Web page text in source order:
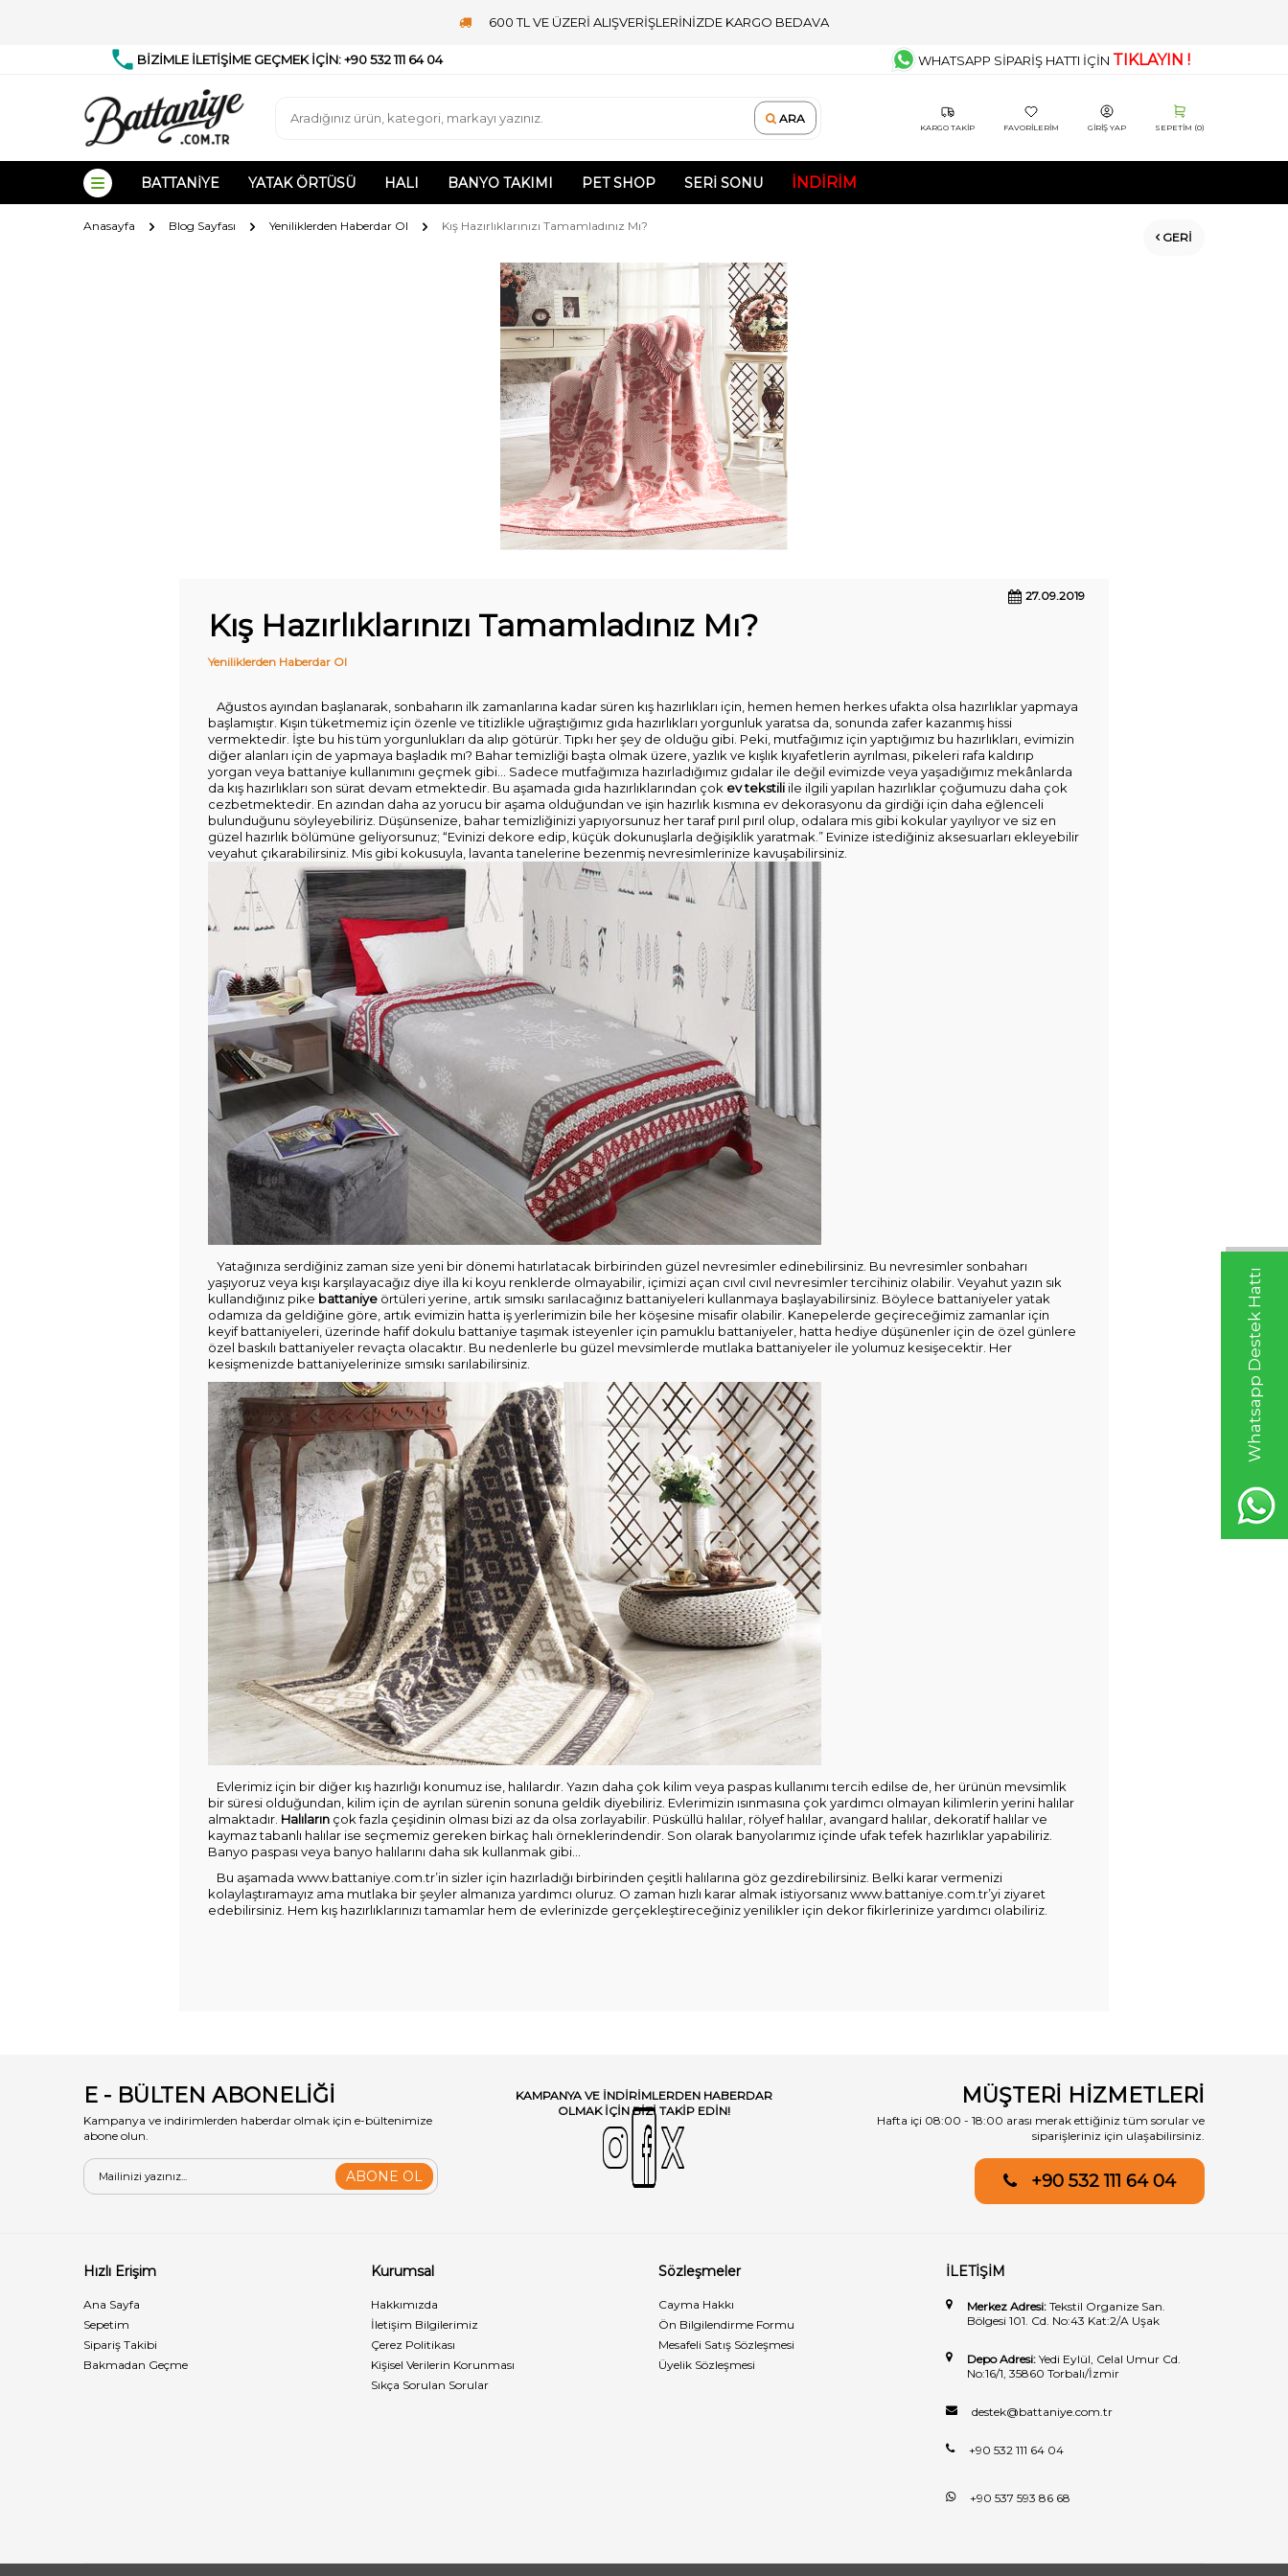
Whatsapp Destek Hattı
600 TL VE ÜZERİ ALIŞVERİŞLERİNİZDE KARGO BEDAVA
BİZİMLE İLETİŞİME GEÇMEK İÇİN: +90 532 111 64 04 WHATSAPP SİPARİŞ HATTI İÇİN TIKLAYIN !
ARA
KARGO TAKIP FAVORILERIM GIRIŞ YAP SEPETIM (0)
BATTANIYE YATAK ÖRTÜSÜ HALI BANYO TAKIMI PET SHOP SERI SONU İNDIRIM
Anasayfa Blog Sayfası Yeniliklerden Haberdar Ol
Kış Hazırlıklarınızı Tamamladınız Mı?
GERI
27.09.2019
Kış Hazırlıklarınızı Tamamladınız Mı?
Yeniliklerden Haberdar Ol
Ağustos ayından başlanarak, sonbaharın ilk zamanlarına kadar süren kış hazırlıkları için, hemen hemen herkes ufakta olsa hazırlıklar yapmaya
başlamıştır. Kışın tüketmemiz için özenle ve titizlikle uğraştığımız gıda hazırlıkları yorgunluk yaratsa da, sonunda zafer kazanmış hissi
vermektedir. İşte bu his tüm yorgunlukları da alıp götürür. Tıpkı her şey de olduğu gibi. Peki, mutfağımız için yaptığımız bu hazırlıkları, evimizin
diğer alanları için de yapmaya başladık mı? Bahar temizliği başta olmak üzere, yazlık ve kışlık kıyafetlerin ayrılması, pikeleri rafa kaldırıp
yorgan veya battaniye kullanımını geçmek gibi… Sadece mutfağımıza hazırladığımız gıdalar ile değil evimizde veya yaşadığımız mekânlarda
da kış hazırlıkları son sürat devam etmektedir. Bu aşamada gıda hazırlıklarından çok ev tekstili ile ilgili yapılan hazırlıklar çoğumuzu daha çok
cezbetmektedir. En azından daha az yorucu bir aşama olduğundan ve işin hazırlık kısmına ev dekorasyonu da girdiği için daha eğlenceli
bulunduğunu söyleyebiliriz. Düşünsenize, bahar temizliğinizi yapıyorsunuz her taraf pırıl pırıl olup, odalara mis gibi kokular yayılıyor ve siz en
güzel hazırlık bölümüne geliyorsunuz; “Evinizi dekore edip, küçük dokunuşlarla değişiklik yaratmak.” Evinize istediğiniz aksesuarları ekleyebilir
veyahut çıkarabilirsiniz. Mis gibi kokusuyla, lavanta tanelerine bezenmiş nevresimlerinize kavuşabilirsiniz.
Yatağınıza serdiğiniz zaman size yeni bir dönemi hatırlatacak birbirinden güzel nevresimler edinebilirsiniz. Bu nevresimler sonbaharı
yaşıyoruz veya kışı karşılayacağız diye illa ki koyu renklerde olmayabilir, içimizi açan cıvıl cıvıl nevresimler tercihiniz olabilir. Veyahut yazın sık
kullandığınız pike battaniye örtüleri yerine, artık sımsıkı sarılacağınız battaniyeleri kullanmaya başlayabilirsiniz. Böylece battaniyeler yatak
odamıza da geldiğine göre, artık evimizin hatta iş yerlerimizin bile her köşesine misafir olabilir. Kanepelerde geçireceğimiz zamanlar için
keyif battaniyeleri, üzerinde hafif dokulu battaniye taşımak isteyenler için pamuklu battaniyeler, hatta hediye düşünenler için de özel günlere
özel baskılı battaniyeler revaçta olacaktır. Bu nedenlerle bu güzel mevsimlerde mutlaka battaniyeler ile yolumuz kesişecektir. Her
kesişmenizde battaniyelerinize sımsıkı sarılabilirsiniz.
Evlerimiz için bir diğer kış hazırlığı konumuz ise, halılardır. Yazın daha çok kilim veya paspas kullanımı tercih edilse de, her ürünün mevsimlik
bir süresi olduğundan, kilim için de ayrılan sürenin sonuna geldik diyebiliriz. Evlerimizin ısınmasına çok yardımcı olmayan kilimlerin yerini halılar
almaktadır. Halıların çok fazla çeşidinin olması bizi az da olsa zorlayabilir. Püsküllü halılar, rölyef halılar, avangard halılar, dekoratif halılar ve
kaymaz tabanlı halılar ise seçmemiz gereken birkaç halı örneklerindendir. Son olarak banyolarımız içinde ufak tefek hazırlıklar yapabiliriz.
Banyo paspası veya banyo halılarını daha sık kullanmak gibi…
Bu aşamada www.battaniye.com.tr’in sizler için hazırladığı birbirinden çeşitli halılarına göz gezdirebilirsiniz. Belki karar vermenizi
kolaylaştıramayız ama mutlaka bir şeyler almanıza yardımcı oluruz. O zaman hızlı karar almak istiyorsanızwww.battaniye.com.tr’yi ziyaret
edebilirsiniz. Hem kış hazırlıklarınızı tamamlar hem de evlerinizde gerçekleştireceğiniz yenilikler için dekor fikirlerinize yardımcı olabiliriz.
E - BÜLTEN ABONELİĞİ
Kampanya ve indirimlerden haberdar olmak için e-bültenimize
abone olun.
ABONE OL
KAMPANYA VE INDIRIMLERDEN HABERDAR
OLMAK IÇIN BIZI TAKIP EDIN!
MÜŞTERİ HİZMETLERİ
Hafta içi 08:00 - 18:00 arası merak ettiğiniz tüm sorular ve
siparişleriniz için ulaşabilirsiniz.
+90 532 111 64 04
Hızlı Erişim
Ana Sayfa
Sepetim
Sipariş Takibi
Bakmadan Geçme
Kurumsal
Hakkımızda
İletişim Bilgilerimiz
Çerez Politikası
Kişisel Verilerin Korunması
Sıkça Sorulan Sorular
Sözleşmeler
Cayma Hakkı
Ön Bilgilendirme Formu
Mesafeli Satış Sözleşmesi
Üyelik Sözleşmesi
İLETİŞİM
Merkez Adresi: Tekstil Organize San.
Bölgesi 101. Cd. No:43 Kat:2/A Uşak
Depo Adresi: Yedi Eylül, Celal Umur Cd.
No:16/1, 35860 Torbalı/İzmir
destek@battaniye.com.tr
+90 532 111 64 04
+90 537 593 86 68